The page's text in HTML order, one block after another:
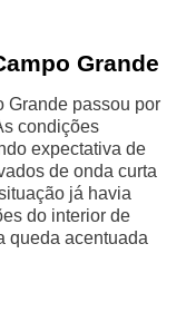
Grande
Grande passou por
condições
expectativa de
de onda curta
já havia
do interior de
queda acentuada